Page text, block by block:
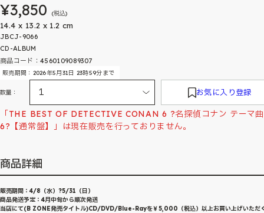
¥3,850 (税込)
14.4 x 13.2 x 1.2 cm
JBCJ-9066
CD-ALBUM
商品コード：4560109089307
販売期間：2026年5月31日 23時59分まで
数量： お気に入り登録
「THE BEST OF DETECTIVE CONAN 6 ?名探偵コナン テーマ
6?【通常盤】」は現在販売を行っておりません。
商品詳細
販売期間：4/8（水）?5/31（日）
商品発送予定：4月中旬から順次発送
当店にて(B ZONE発売タイトル)CD/DVD/Blue-Rayを￥5,000（税込）以上お買い上げいただ